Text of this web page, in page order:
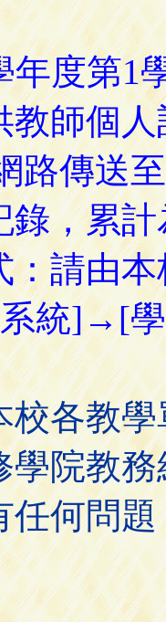
年度第1
教師個
路傳送
錄，累
：請由
統]→[
校各教
學院教
任何問